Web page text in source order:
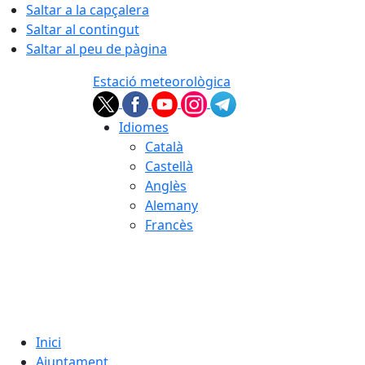
Saltar a la capçalera
Saltar al contingut
Saltar al peu de pàgina
Estació meteorològica
Idiomes
Català
Castellà
Anglès
Alemany
Francès
Inici